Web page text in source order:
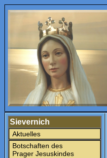
Sievernich
Aktuelles
Botschaften des
Prager Jesuskindes